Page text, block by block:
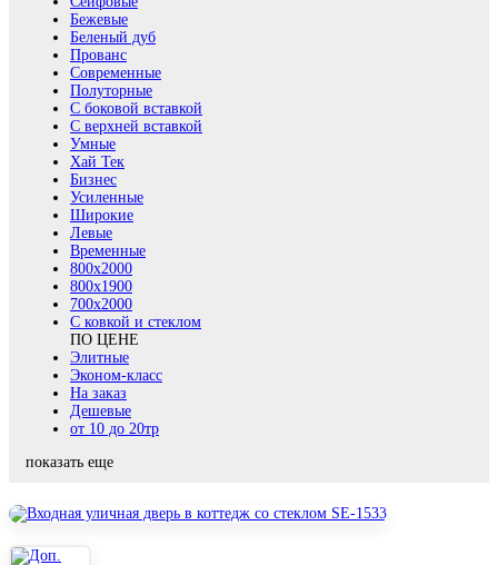
Бежевые
Беленый дуб
Прованс
Современные
Полуторные
С боковой вставкой
С верхней вставкой
Умные
Хай Тек
Бизнес
Усиленные
Широкие
Левые
Временные
800х2000
800x1900
700x2000
С ковкой и стеклом
ПО ЦЕНЕ
Элитные
Эконом-класс
На заказ
Дешевые
от 10 до 20тр
показать еще